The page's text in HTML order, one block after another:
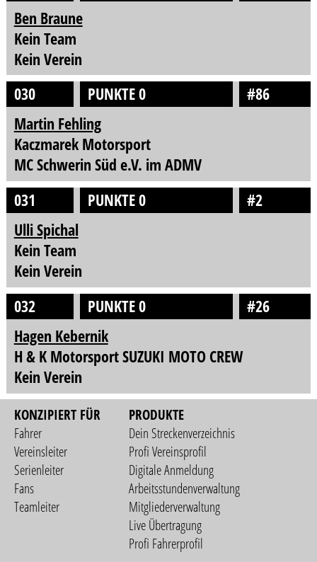
Ben Braune
Kein Team
Kein Verein
030
PUNKTE 0
#86
Martin Fehling
Kaczmarek Motorsport
MC Schwerin Süd e.V. im ADMV
031
PUNKTE 0
#2
Ulli Spichal
Kein Team
Kein Verein
032
PUNKTE 0
#26
Hagen Kebernik
H & K Motorsport SUZUKI MOTO CREW
Kein Verein
KONZIPIERT FÜR
Fahrer
Vereinsleiter
Serienleiter
Fans
Teamleiter
PRODUKTE
Dein Streckenverzeichnis
Profi Vereinsprofil
Digitale Anmeldung
Arbeitsstundenverwaltung
Mitgliederverwaltung
Live Übertragung
Profi Fahrerprofil